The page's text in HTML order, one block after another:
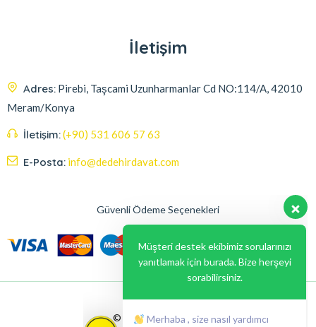
İletişim
Adres: Pirebi, Taşcami Uzunharmanlar Cd NO:114/A, 42010
Meram/Konya
İletişim:(+90) 531 606 57 63
E-Posta: info@dedehirdavat.com
Güvenli Ödeme Seçenekleri
© 2024, Liabil Dizayn
Müşteri destek ekibimiz sorularınızı
sorabilirsiniz.